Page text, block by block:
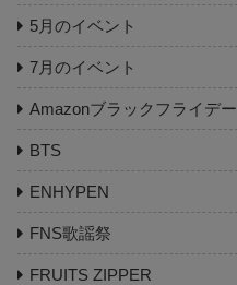
5月のイベント
7月のイベント
Amazonブラックフライデー
BTS
ENHYPEN
FNS歌謡祭
FRUITS ZIPPER